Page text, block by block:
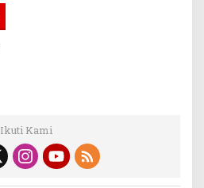
Ikuti Kami